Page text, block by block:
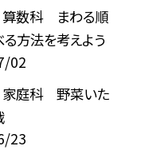
数科 まわる順
方法を考えよう
02
庭科 野菜いた
23